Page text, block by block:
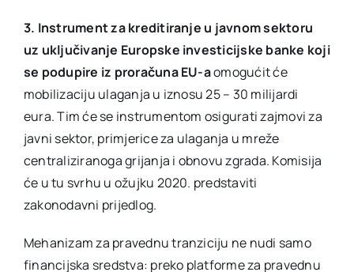
3. Instrument za kreditiranje u javnom sektoru
uz uključivanje Europske investicijske banke koji
se podupire iz proračuna EU-aomogućit će
mobilizaciju ulaganja u iznosu 25 – 30 milijardi
eura. Tim će se instrumentom osigurati zajmovi za
javni sektor, primjerice za ulaganja u mreže
centraliziranoga grijanja i obnovu zgrada. Komisija
će u tu svrhu u ožujku 2020. predstaviti
zakonodavni prijedlog.
Mehanizam za pravednu tranziciju ne nudi samo
financijska sredstva: preko platforme za pravednu